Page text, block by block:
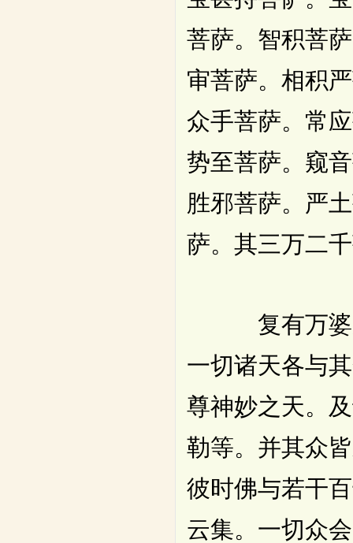
菩萨。智积菩
审菩萨。相积
众手菩萨。常
势至菩萨。窥
胜邪菩萨。严
萨。其三万二
复有万婆罗
一切诸天各与
尊神妙之天。
勒等。并其众
彼时佛与若干
云集。一切众